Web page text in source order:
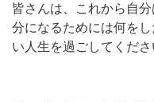
皆さんは、これから自
分になるためには何を
い人生を過ごしてくださ